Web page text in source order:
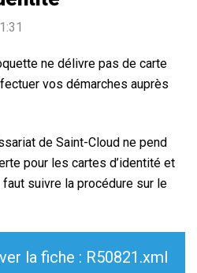
ne délivre pas de carte
vos démarches auprès
de Saint-Cloud ne pend
pour les cartes d’identité et
suivre la procédure sur le
la fiche : R50821.xml